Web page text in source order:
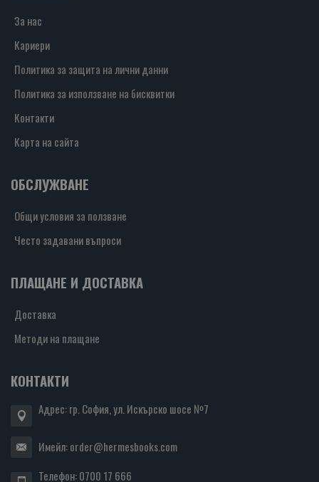
За нас
Кариери
Политика за защита на лични данни
Политика за използване на бисквитки
Контакти
Карта на сайта
ОБСЛУЖВАНЕ
Общи условия за ползване
Често задавани въпроси
ПЛАЩАНЕ И ДОСТАВКА
Доставка
Методи на плащане
КОНТАКТИ
Адрес: гр. София, ул. Искърско шосе №7
Имейл:order@hermesbooks.com
Телефон:0700 17 666